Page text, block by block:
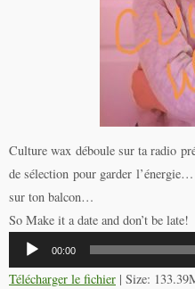
Culture wax déboule sur ta radio
de sélection pour garder
sur ton balcon…
So Make it a date and don’t be late!
Lecteur
audio
00:00
Télécharger le fichier | Size: